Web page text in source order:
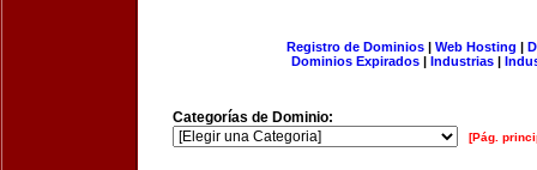
Registro de Dominios| Web Hosting |
Dominios Expirados | Industrias |
Categorías de Dominio:
[Pág.